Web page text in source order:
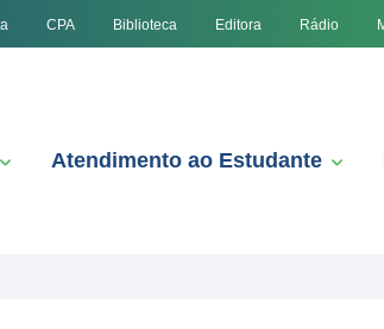
CPA Biblioteca Editora Rádio
Atendimento ao Estudante